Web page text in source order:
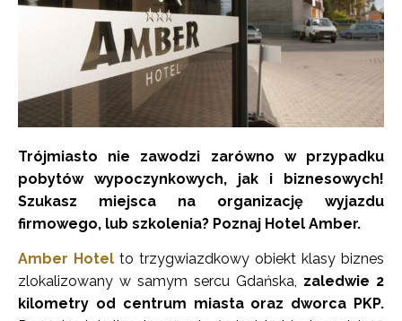
Trójmiasto nie zawodzi zarówno w przypadku
pobytów wypoczynkowych, jak i biznesowych!
Szukasz miejsca na organizację wyjazdu
firmowego, lub szkolenia? Poznaj Hotel Amber.
Amber Hotel to trzygwiazdkowy obiekt klasy biznes
zlokalizowany w samym sercu Gdańska, zaledwie 2
kilometry od centrum miasta oraz dworca PKP.